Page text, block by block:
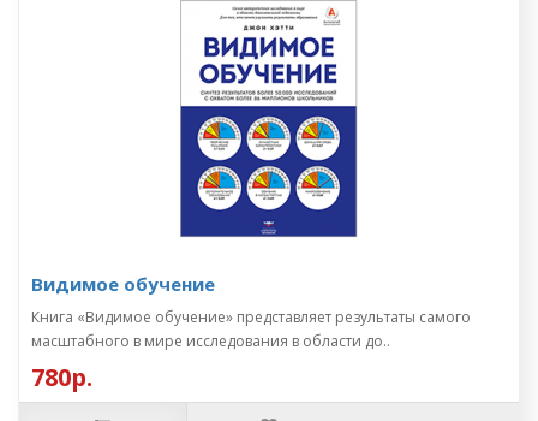
Видимое обучение
Книга «Видимое обучение» представляет результаты самого
масштабного в мире исследования в области до..
780р.